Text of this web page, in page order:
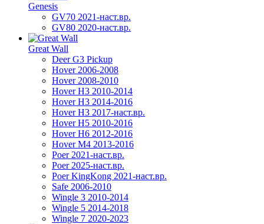
Genesis
GV70 2021-наст.вр.
GV80 2020-наст.вр.
Great Wall
Deer G3 Pickup
Hover 2006-2008
Hover 2008-2010
Hover H3 2010-2014
Hover H3 2014-2016
Hover H3 2017-наст.вр.
Hover H5 2010-2016
Hover H6 2012-2016
Hover M4 2013-2016
Poer 2021-наст.вр.
Poer 2025-наст.вр.
Poer KingKong 2021-наст.вр.
Safe 2006-2010
Wingle 3 2010-2014
Wingle 5 2014-2018
Wingle 7 2020-2023